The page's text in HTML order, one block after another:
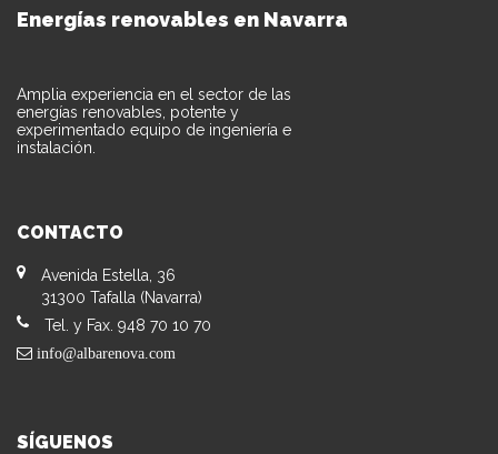
Energías renovables en Navarra
Amplia experiencia en el sector de las
energías renovables, potente y
experimentado equipo de ingeniería e
instalación.
CONTACTO
Avenida Estella, 36
31300 Tafalla (Navarra)
Tel. y Fax. 948 70 10 70
info@albarenova.com
SÍGUENOS